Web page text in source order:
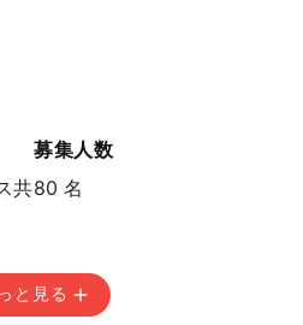
共
募集人数
80 名
コース共通
と見る